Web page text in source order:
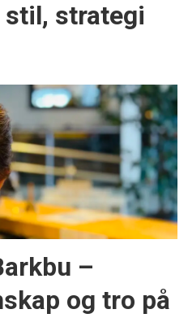
stil, strategi
–
og tro på